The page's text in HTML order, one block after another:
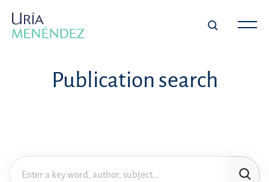
Publication search
Filter results ×
Practice area